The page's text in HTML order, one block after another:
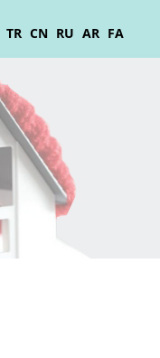
FA
AR
RU
CN
TR